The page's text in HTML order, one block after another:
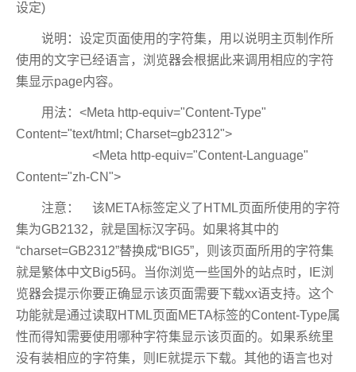
设定)
说明：设定页面使用的字符集，用以说明主页制作所
使用的文字已经语言，浏览器会根据此来调用相应的字符
集显示page内容。
用法：<Meta http-equiv="Content-Type"
Content="text/html; Charset=gb2312">
<Meta http-equiv="Content-Language"
Content="zh-CN">
注意： 该META标签定义了HTML页面所使用的字符
集为GB2132，就是国标汉字码。如果将其中的
“charset=GB2312”替换成“BIG5”，则该页面所用的字符集
就是繁体中文Big5码。当你浏览一些国外的站点时，IE浏
览器会提示你要正确显示该页面需要下载xx语支持。这个
功能就是通过读取HTML页面META标签的Content-Type属
性而得知需要使用哪种字符集显示该页面的。如果系统里
没有装相应的字符集，则IE就提示下载。其他的语言也对